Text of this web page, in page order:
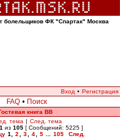
болельщиков ФК "Спартак" Москва
Вход • Регистрация
FAQ • Поиск
книга ВВ
тема | След. тема
1 из 105 [ Сообщений: 5225 ]
1 2 3 4 5 105
След.